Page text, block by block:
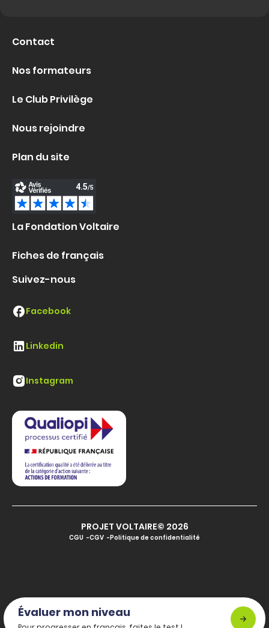
Évaluer mon niveau
Contact
Nos formateurs
Le Club Privilège
Nous rejoindre
Plan du site
La Fondation Voltaire
Fiches de français
Suivez-nous
Facebook
Linkedin
Instagram
PROJET VOLTAIRE© 2026
CGU CGV Politique de confidentialité